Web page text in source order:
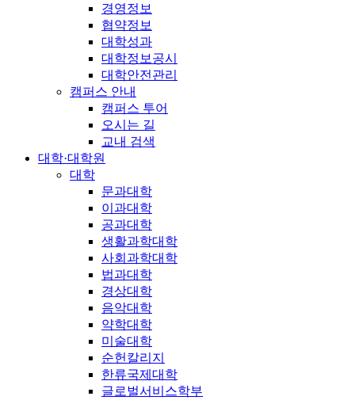
경영정보
협약정보
대학성과
대학정보공시
대학안전관리
캠퍼스 안내
캠퍼스 투어
오시는 길
교내 검색
대학·대학원
대학
문과대학
이과대학
공과대학
생활과학대학
사회과학대학
법과대학
경상대학
음악대학
약학대학
미술대학
순헌칼리지
한류국제대학
글로벌서비스학부